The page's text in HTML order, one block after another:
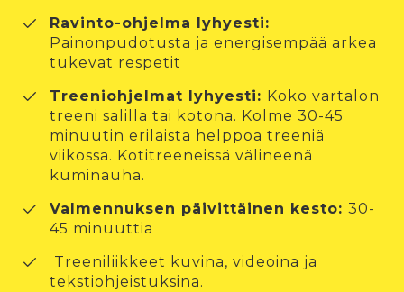
Ravinto-ohjelma lyhyesti:
Painonpudotusta ja energisempää arkea
tukevat respetit
Treeniohjelmat lyhyesti: Koko vartalon
treeni salilla tai kotona. Kolme 30-45
minuutin erilaista helppoa treeniä
viikossa. Kotitreeneissä välineenä
kuminauha.
Valmennuksen päivittäinen kesto: 30-
45 minuuttia
Treeniliikkeet kuvina, videoina ja
tekstiohjeistuksina.